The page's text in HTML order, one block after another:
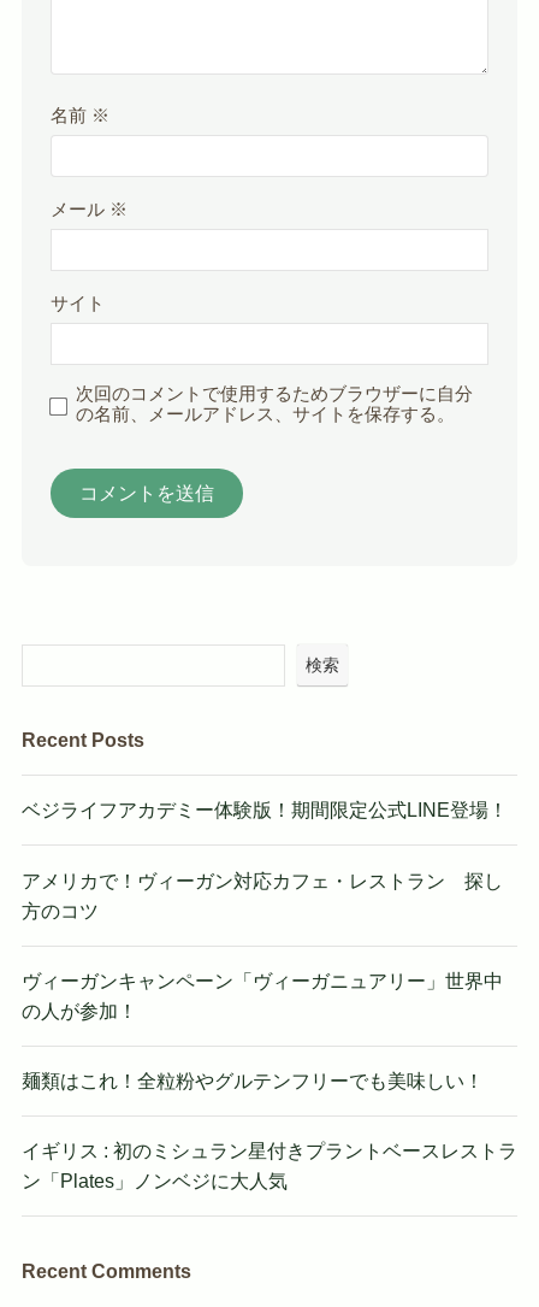
名前 ※
メール ※
サイト
次回のコメントで使用するためブラウザーに自分
の名前、メールアドレス、サイトを保存する。
検索
Recent Posts
ベジライフアカデミー体験版！期間限定公式LINE登場！
アメリカで！ヴィーガン対応カフェ・レストラン 探し
方のコツ
ヴィーガンキャンペーン「ヴィーガニュアリー」世界中
の人が参加！
麺類はこれ！全粒粉やグルテンフリーでも美味しい！
イギリス : 初のミシュラン星付きプラントベースレストラ
ン「Plates」ノンベジに大人気
Recent Comments